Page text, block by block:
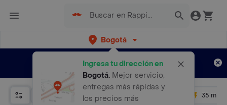
Bogotá
Ingresa tu dirección en
Bogotá. Mejor servicio,
entregas más rápidas y
los precios más
envíos gratis por semanas Aplican TyC
Relevancia Promos 35 mins